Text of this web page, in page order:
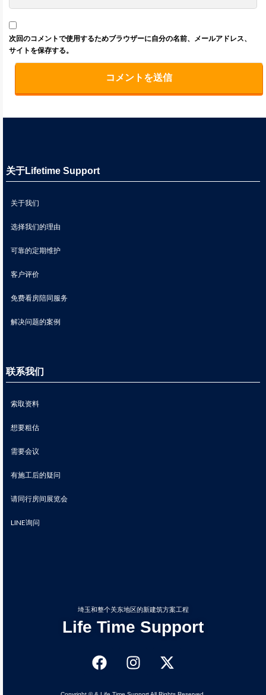
次回のコメントで使用するためブラウザーに自分の名前、メールアドレス、
サイトを保存する。
关于Lifetime Support
关于我们
选择我们的理由
可靠的定期维护
客户评价
免费看房陪同服务
解决问题的案例
联系我们
索取资料
想要粗估
需要会议
有施工后的疑问
请同行房间展览会
LINE询问
埼玉和整个关东地区的新建筑方案工程
Life Time Support